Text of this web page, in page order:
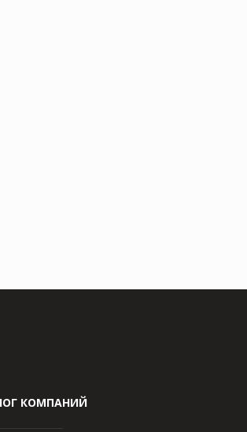
КОМПАНИЙ